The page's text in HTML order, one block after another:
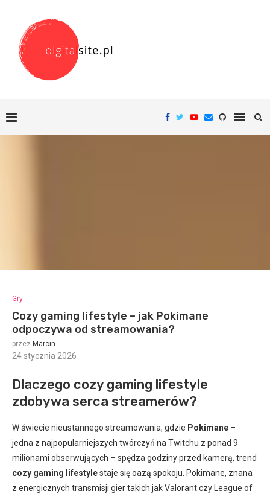
Gry
Cozy gaming lifestyle – jak Pokimane
odpoczywa od streamowania?
przez Marcin
24 stycznia 2026
Dlaczego cozy gaming lifestyle
zdobywa serca streamerów?
W świecie nieustannego streamowania, gdzie Pokimane –
jedna z najpopularniejszych twórczyń na Twitchu z ponad 9
milionami obserwujących – spędza godziny przed kamerą, trend
cozy gaming lifestylestaje się oazą spokoju. Pokimane, znana
z energicznych transmisji gier takich jak Valorant czy League of